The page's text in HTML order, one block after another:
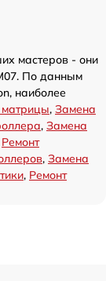
мастеров - они
По данным
наиболее
, Замена
, Замена
Ремонт
, Замена
, Ремонт